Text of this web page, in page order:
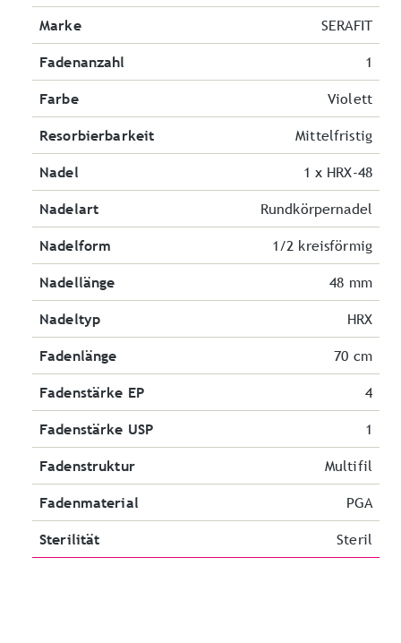
Marke SERAFIT
Fadenanzahl 1
Farbe Violett
Resorbierbarkeit Mittelfristig
Nadel 1 x HRX-48
Nadelart Rundkörpernadel
Nadelform 1/2 kreisförmig
Nadellänge 48 mm
Nadeltyp HRX
Fadenlänge 70 cm
Fadenstärke EP 4
Fadenstärke USP 1
Fadenstruktur Multifil
Fadenmaterial PGA
Sterilität Steril